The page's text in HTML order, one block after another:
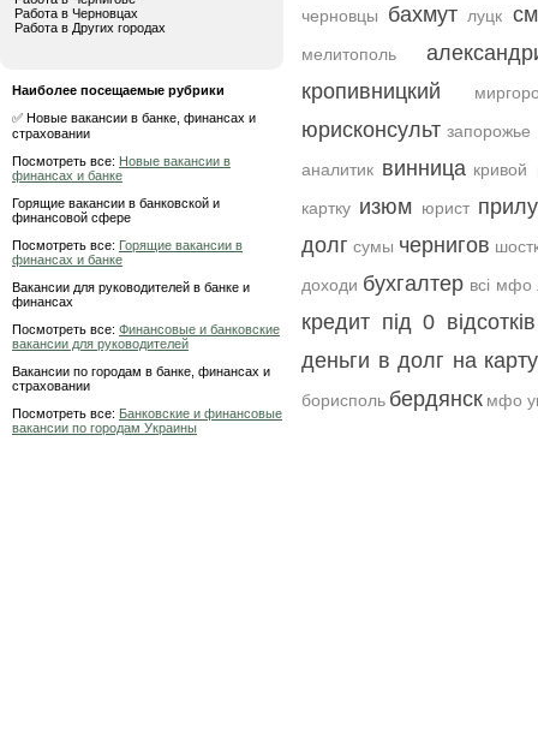
Работа в Черновцах
Работа в Других городах
Наиболее посещаемые рубрики
✅ Новые вакансии в банке, финансах и
страховании
Посмотреть все: Новые вакансии в
финансах и банке
Горящие вакансии в банковской и
финансовой сфере
Посмотреть все: Горящие вакансии в
финансах и банке
Вакансии для руководителей в банке и
финансах
Посмотреть все: Финансовые и банковские
вакансии для руководителей
Вакансии по городам в банке, финансах и
страховании
Посмотреть все: Банковские и финансовые
вакансии по городам Украины
черновцы бахмут луцк
мелитополь
кропивницкий
юрисконсульт запорожье
аналитик винница кривой
картку изюм юрист
долг сумы чернигов
доходи бухгалтер всі мфо
кредит під 0
деньги в долг на карту
борисполь бердянск мфо